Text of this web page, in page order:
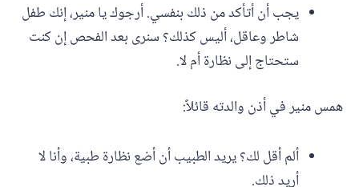
يجب أن أتأكد من ذلك بنفسي. أرجوك يا منير، إنك طفل
شاطر وعاقل، أليس كذلك؟ سنرى بعد الفحص إن كنت
ستحتاج إلى نظارة أم لا.
همس منير في أذن والدته قائلاً:
ألم أقل لك؟ يريد الطبيب أن أضع نظارة طبية، وأنا لا
أريد ذلك.